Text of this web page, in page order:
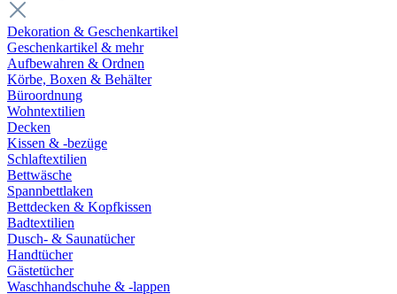
Dekoration & Geschenkartikel
Geschenkartikel & mehr
Aufbewahren & Ordnen
Körbe, Boxen & Behälter
Büroordnung
Wohntextilien
Decken
Kissen & -bezüge
Schlaftextilien
Bettwäsche
Spannbettlaken
Bettdecken & Kopfkissen
Badtextilien
Dusch- & Saunatücher
Handtücher
Gästetücher
Waschhandschuhe & -lappen